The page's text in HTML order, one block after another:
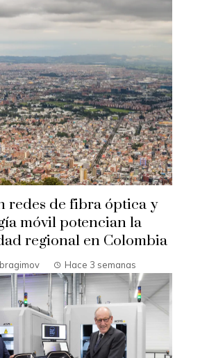
redes de fibra óptica y
móvil potencian la
regional en Colombia
Hace 3 semanas